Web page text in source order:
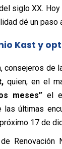
siglo XX.
dé un paso
Kast y
consejeros de
quien, en el
meses”el
las últimas
17 de
Renovación